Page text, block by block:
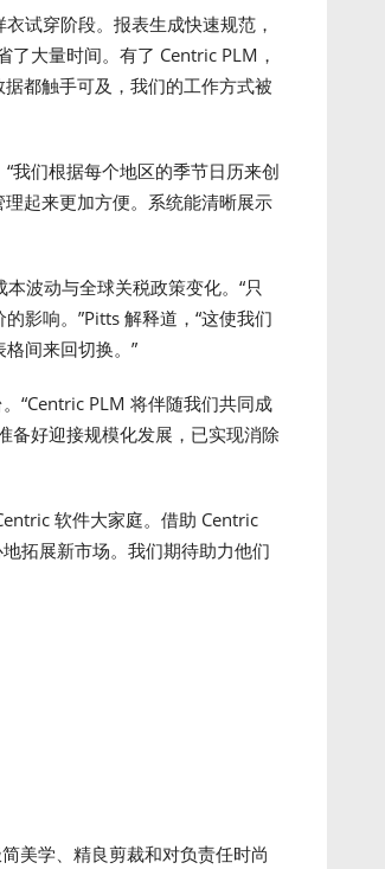
试穿阶段。报表生成快速规范，
大量时间。有了 Centric PLM，
都触手可及，我们的工作方式被
我们根据每个地区的季节日历来创
起来更加方便。系统能清晰展示
波动与全球关税政策变化。“只
影响。”Pitts 解释道，“这使我们
间来回切换。”
“Centric PLM 将伴随我们共同成
备好迎接规模化发展，已实现消除
软件大家庭。借助 Centric
拓展新市场。我们期待助力他们
美学、精良剪裁和对负责任时尚